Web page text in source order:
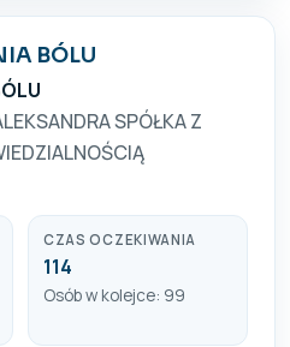
BÓLU
SPÓŁKA Z
CZAS OCZEKIWANIA
114
Osób w kolejce: 99